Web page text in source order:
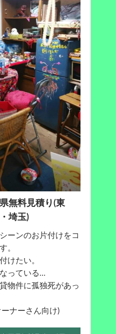
無料見積り(東
埼玉)
ーンのお片付けをコ
。
けたい。
っている…
件に孤独死があっ
ーさん向け)